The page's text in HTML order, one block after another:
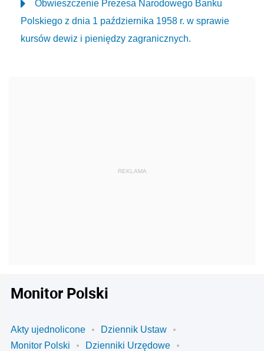
Obwieszczenie Prezesa Narodowego Banku
Polskiego z dnia 1 października 1958 r. w sprawie
kursów dewiz i pieniędzy zagranicznych.
Monitor Polski
Akty ujednolicone
Dziennik Ustaw
Monitor Polski
Dzienniki Urzędowe